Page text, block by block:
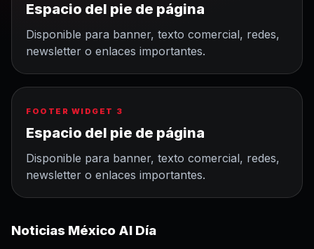
Espacio del pie de página
Disponible para banner, texto comercial, redes,
newsletter o enlaces importantes.
FOOTER WIDGET 3
Espacio del pie de página
Disponible para banner, texto comercial, redes,
newsletter o enlaces importantes.
Noticias México Al Día